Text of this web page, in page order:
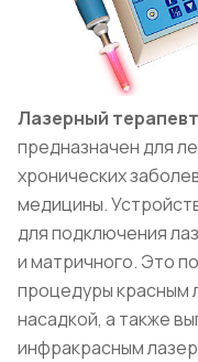
Лазерный
предназначен для
хронических
медицины.
для подключения
и матричного. Это
процедуры красным
насадкой, а также
инфракрасным